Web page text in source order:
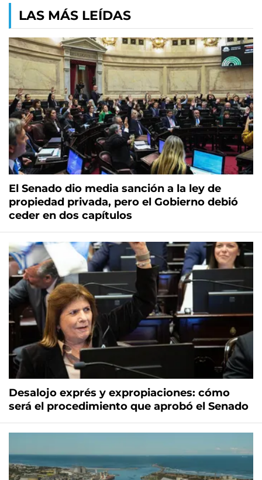
LAS MÁS LEÍDAS
El Senado dio media sanción a la ley de
propiedad privada, pero el Gobierno debió
ceder en dos capítulos
Desalojo exprés y expropiaciones: cómo
será el procedimiento que aprobó el Senado